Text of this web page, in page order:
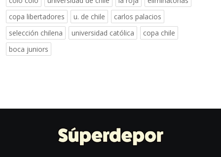
copa libertadores
u. de chile
carlos palacios
selección chilena
universidad católica
copa chile
boca juniors